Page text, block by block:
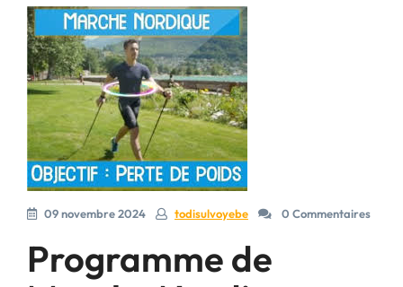
09 novembre 2024 todisulvoyebe 0 Commentaires
Programme de